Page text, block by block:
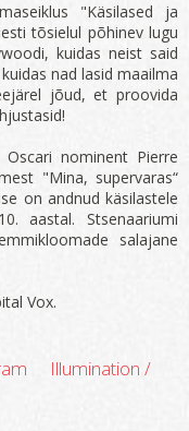
"Käsilased ja
tõsielul põhinev lugu
kuidas neist said
nad lasid maailma
jõud, et proovida
nominent Pierre
"Mina, supervaras“
on andnud käsilastele
aastal. Stsenaariumi
salajane
Vox.
Illumination /